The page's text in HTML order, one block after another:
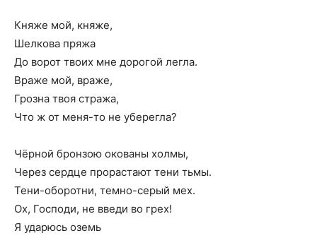
Княже мой, княже,
Шелкова пряжа
До ворот твоих мне дорогой легла.
Враже мой, враже,
Грозна твоя стража,
Что ж от меня-то не уберегла?
Чёрной бронзою окованы холмы,
Через сердце прорастают тени тьмы.
Тени-оборотни, темно-серый мех.
Ох, Господи, не введи во грех!
Я ударюсь оземь